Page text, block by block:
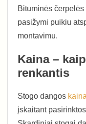
Bituminės
pasižymi puikiu
montavimu.
Kaina –
renkantis
Stogo dangos kaina
įskaitant